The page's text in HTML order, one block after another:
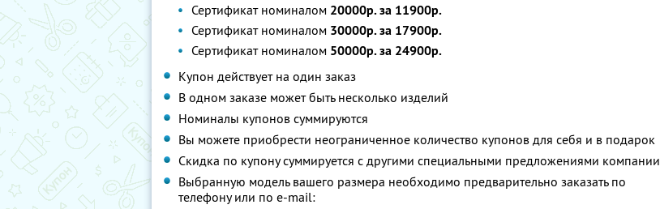
Сертификат номиналом 20000р. за 11900р.
Сертификат номиналом 30000р. за 17900р.
Сертификат номиналом 50000р. за 24900р.
Купон действует на один заказ
В одном заказе может быть несколько изделий
Номиналы купонов суммируются
Вы можете приобрести неограниченное количество купонов для себя и в подарок
Скидка по купону суммируется с другими специальными предложениями компании
Выбранную модель вашего размера необходимо предварительно заказать по
телефону или по e-mail: